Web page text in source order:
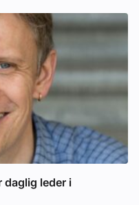
daglig leder i